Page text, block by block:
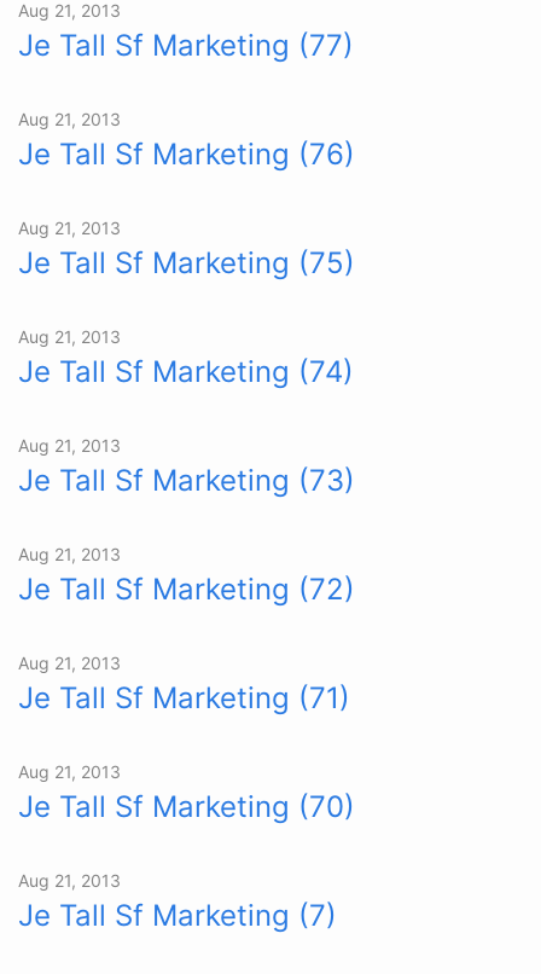
Aug 21, 2013
Je Tall Sf Marketing (77)
Aug 21, 2013
Je Tall Sf Marketing (76)
Aug 21, 2013
Je Tall Sf Marketing (75)
Aug 21, 2013
Je Tall Sf Marketing (74)
Aug 21, 2013
Je Tall Sf Marketing (73)
Aug 21, 2013
Je Tall Sf Marketing (72)
Aug 21, 2013
Je Tall Sf Marketing (71)
Aug 21, 2013
Je Tall Sf Marketing (70)
Aug 21, 2013
Je Tall Sf Marketing (7)